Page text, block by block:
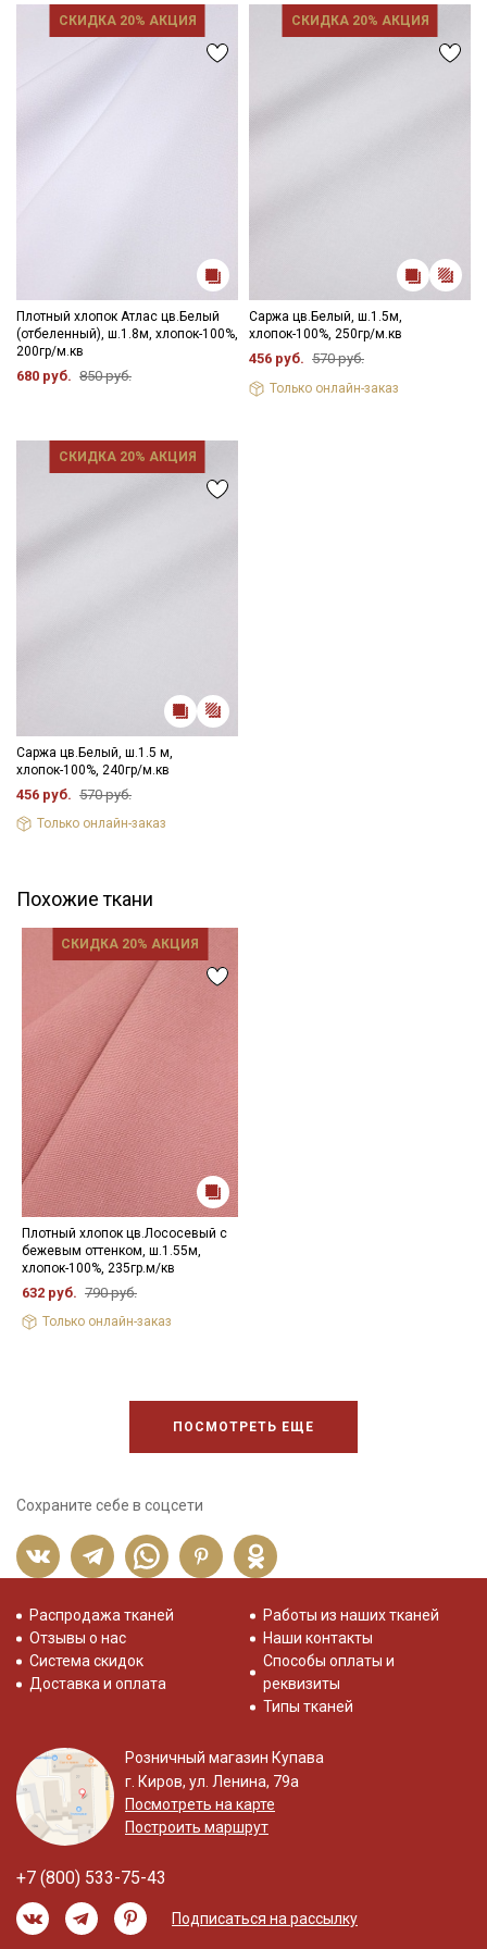
зависимости от партии тон ткани может отличаться.
СКИДКА 20% АКЦИЯ
Плотный хлопок Атлас цв.Белый
(отбеленный), ш.1.8м, хлопок-100%,
200гр/м.кв
680 руб. 850 руб.
СКИДКА 20% АКЦИЯ
Саржа цв.Белый, ш.1.5м,
хлопок-100%, 250гр/м.кв
456 руб. 570 руб.
Только онлайн-заказ
СКИДКА 20% АКЦИЯ
Саржа цв.Белый, ш.1.5 м,
хлопок-100%, 240гр/м.кв
456 руб. 570 руб.
Только онлайн-заказ
Похожие ткани
СКИДКА 20% АКЦИЯ
Плотный хлопок цв.Лососевый с
бежевым оттенком, ш.1.55м,
хлопок-100%, 235гр.м/кв
632 руб. 790 руб.
Только онлайн-заказ
ПОСМОТРЕТЬ ЕЩЕ
Сохраните себе в соцсети
Распродажа тканей
Отзывы о нас
Система скидок
Доставка и оплата
Работы из наших тканей
Наши контакты
Способы оплаты и
реквизиты
Типы тканей
Розничный магазин Купава
г. Киров, ул. Ленина, 79а
Посмотреть на карте
Построить маршрут
+7 (800) 533-75-43
Подписаться на рассылку
Ознакомлен(а) с Политикой обработки персональных
данных
Согласие на обработку персональных